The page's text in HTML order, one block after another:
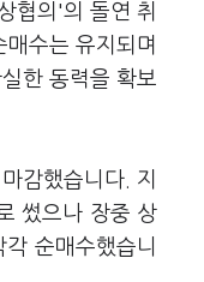
협의'의 돌연 취
수는 유지되며
한 동력을 확보
감했습니다. 지
썼으나 장중 상
순매수했습니